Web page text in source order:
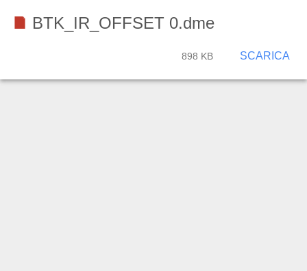
BTK_IR_OFFSET 0.dme
898 KB SCARICA